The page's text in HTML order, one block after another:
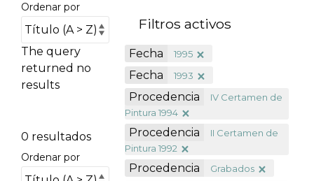
Ordenar por
The query
returned no
results
0 resultados
Ordenar por
Filtros activos
Fecha 1995
Fecha 1993
Procedencia
IV Certamen de
Pintura 1994
Procedencia
II Certamen de
Pintura 1992
Procedencia Grabados